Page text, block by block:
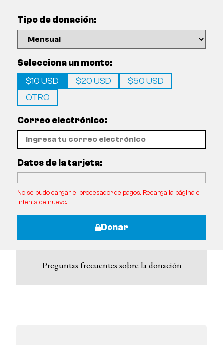
Tipo de donación:
Selecciona un monto:
$10 USD
$20 USD
$50 USD
OTRO
Correo electrónico:
Datos de la tarjeta:
No se pudo cargar el procesador de pagos. Recarga la página e
intenta de nuevo.
Donar
Preguntas frecuentes sobre la donación